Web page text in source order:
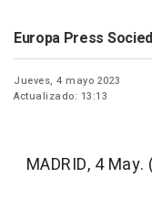
Europa Press
Jueves, 4 mayo 2023
Actualizado: 13:13
MADRID, 4 May.